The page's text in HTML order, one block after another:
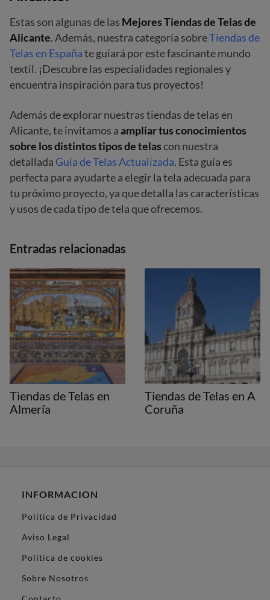
Estas son algunas de las Mejores Tiendas de Telas de
Alicante. Además, nuestra categoría sobreTiendas de
Telas en Españate guiará por este fascinante mundo
textil. ¡Descubre las especialidades regionales y
encuentra inspiración para tus proyectos!
Además de explorar nuestras tiendas de telas en
Alicante, te invitamos aampliar tus conocimientos
sobre los distintos tipos de telascon nuestra
detallada Guía de Telas Actualizada. Esta guía es
perfecta para ayudarte a elegir la tela adecuada para
tu próximo proyecto, ya que detalla las características
y usos de cada tipo de tela que ofrecemos.
Entradas relacionadas
Tiendas de Telas en
Almería
Tiendas de Telas en A
Coruña
INFORMACION
Política de Privacidad
Aviso Legal
Política de cookies
Sobre Nosotros